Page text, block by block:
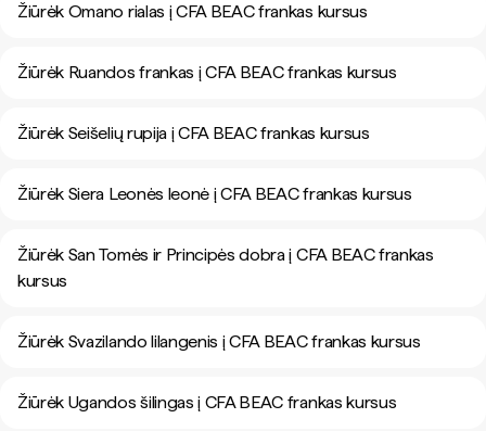
Žiūrėk Omano rialas į CFA BEAC frankas kursus
Žiūrėk Ruandos frankas į CFA BEAC frankas kursus
Žiūrėk Seišelių rupija į CFA BEAC frankas kursus
Žiūrėk Siera Leonės leonė į CFA BEAC frankas kursus
Žiūrėk San Tomės ir Principės dobra į CFA BEAC frankas
kursus
Žiūrėk Svazilando lilangenis į CFA BEAC frankas kursus
Žiūrėk Ugandos šilingas į CFA BEAC frankas kursus